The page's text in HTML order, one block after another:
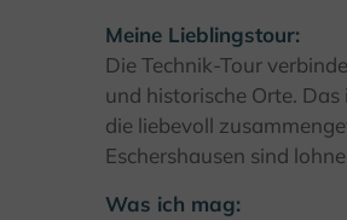
Meine Lieblingstour:
Die Technik-Tour
und historische Orte.
die liebevoll
Eschershausen sind
Was ich mag: